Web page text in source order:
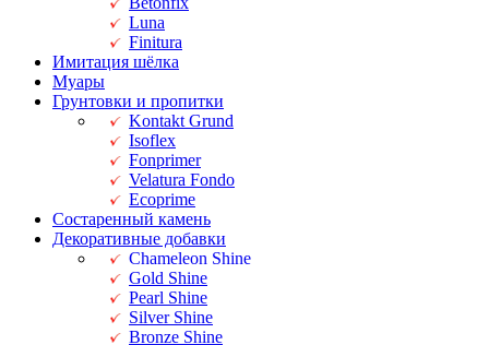
Luna
Finitura
Имитация шёлка
Муары
Грунтовки и пропитки
Kontakt Grund
Isoflex
Fonprimer
Velatura Fondo
Ecoprime
Состаренный камень
Декоративные добавки
Chameleon Shine
Gold Shine
Pearl Shine
Silver Shine
Bronze Shine